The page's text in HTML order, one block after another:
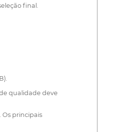
final.
qualidade deve
principais